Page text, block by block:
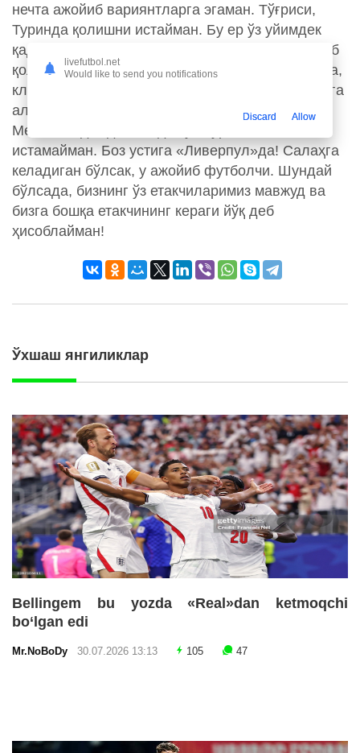
нечта ажойиб вариянтларга эгаман. Тўғриси,
Туринда қолишни истайман. Бу ер ўз уйимдек
қадрдон. Мухлисларга ва жамоага анча ўрганиб
қолганман. Шундай бўлсада, вазият тақозо этса,
клубни тарк этишга ҳам тайёрман. Мени Салаҳга
алмашмоқчи бўлганлар бу вариянтни унутинг!
Мен айни дамда АПЛда тўп суришни
истамайман. Боз устига «Ливерпул»да! Салаҳга
келадиган бўлсак, у ажойиб футболчи. Шундай
бўлсада, бизнинг ўз етакчиларимиз мавжуд ва
бизга бошқа етакчининг кераги йўқ деб
ҳисоблайман!
Ўхшаш янгиликлар
Bellingem bu yozda «Real»dan ketmoqchi
bo‘lgan edi
Mr.NoBoDy 30.07.2026 13:13 105 47
livefutbol.net
Would like to send you notifications
Discard Allow